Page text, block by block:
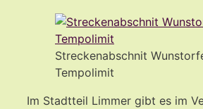
Streckenabschnit
Tempolimit
Im Stadtteil Limmer gibt es im